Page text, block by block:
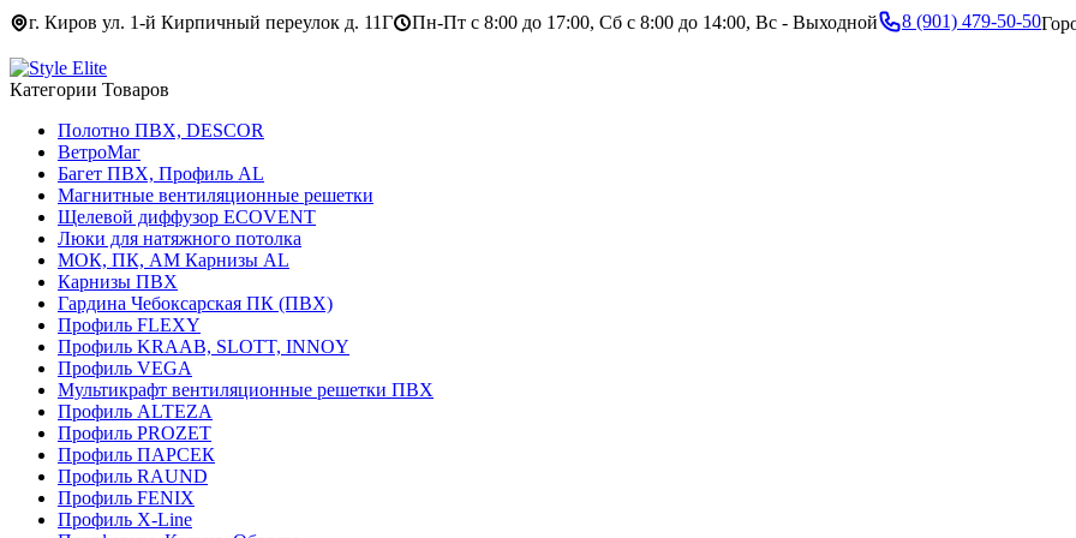
г. Киров ул. 1-й Кирпичный переулок д. 11Г Пн-Пт с 8:00 до 17:00, Сб с 8:00 до 14:00, Вс - Выходной 8 (901) 479-50-50
Категории Товаров
Полотно ПВХ, DESCOR
ВетроМаг
Багет ПВХ, Профиль AL
Магнитные вентиляционные решетки
Щелевой диффузор ECOVENT
Люки для натяжного потолка
МОК, ПК, АМ Карнизы AL
Карнизы ПВХ
Гардина Чебоксарская ПК (ПВХ)
Профиль FLEXY
Профиль KRAAB, SLOTT, INNOY
Профиль VEGA
Мультикрафт вентиляционные решетки ПВХ
Профиль ALTEZA
Профиль PROZET
Профиль ПАРСЕК
Профиль RAUND
Профиль FENIX
Профиль Х-Line